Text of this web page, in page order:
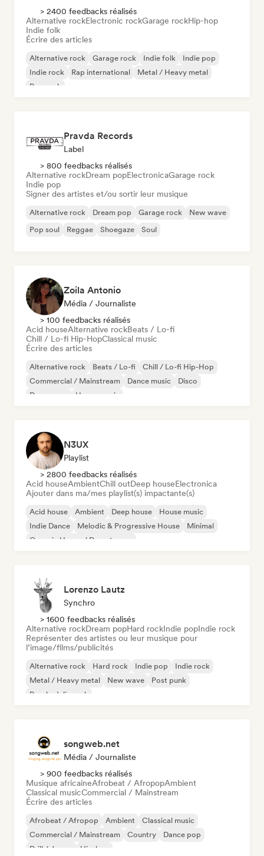
> 2400 feedbacks réalisés
Alternative rockElectronic rockGarage rockHip-hop
Indie folk
Écrire des articles
Alternative rock Garage rock Indie folk
Indie pop
Indie rock
Rap international
Metal / Heavy metal
Pop rock
Pravda Records
Label
> 800 feedbacks réalisés
Alternative rockDream popElectronicaGarage rock
Indie pop
Signer des artistes et/ou sortir leur musique
Alternative rock Dream pop Garage rock
New wave
Pop soul
Reggae Shoegaze Soul
Zoila Antonio
Média / Journaliste
> 100 feedbacks réalisés
Acid houseAlternative rockBeats / Lo-fi
Chill / Lo-fi Hip-HopClassical music
Écrire des articles
Alternative rock Beats / Lo-fi
Chill / Lo-fi Hip-Hop
Commercial / Mainstream
Dance music
Disco
Dream pop
House music
N3UX
Playlist
> 2800 feedbacks réalisés
Acid houseAmbientChill outDeep houseElectronica
Ajouter dans ma/mes playlist(s) impactante(s)
Acid house Ambient Deep house
House music
Indie Dance
Melodic & Progressive House
Minimal
Organic House / Downtempo
Lorenzo Lautz
Synchro
> 1600 feedbacks réalisés
Alternative rockDream popHard rockIndie popIndie rock
Représenter des artistes ou leur musique pour
l’image/films/publicités
Alternative rock Hard rock Indie pop
Indie rock
Metal / Heavy metal
New wave
Post punk
Psychedelic rock
songweb.net
Média / Journaliste
> 900 feedbacks réalisés
Musique africaineAfrobeat / AfropopAmbient
Classical musicCommercial / Mainstream
Écrire des articles
Afrobeat / Afropop Ambient
Classical music
Commercial / Mainstream
Country
Dance pop
Drill / Jersey
Hip-hop